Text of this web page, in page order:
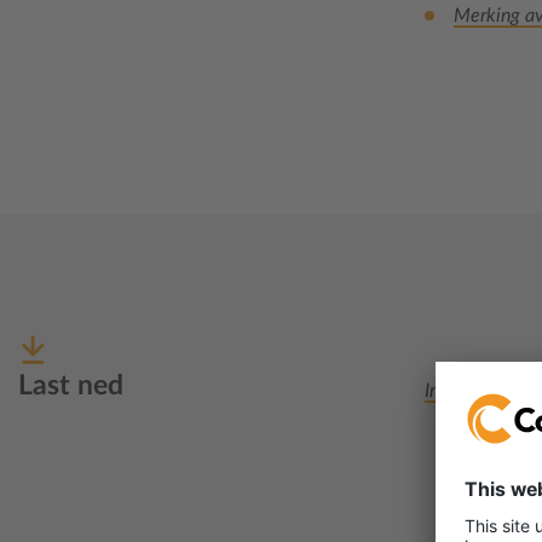
Merking
Last ned Incoterms